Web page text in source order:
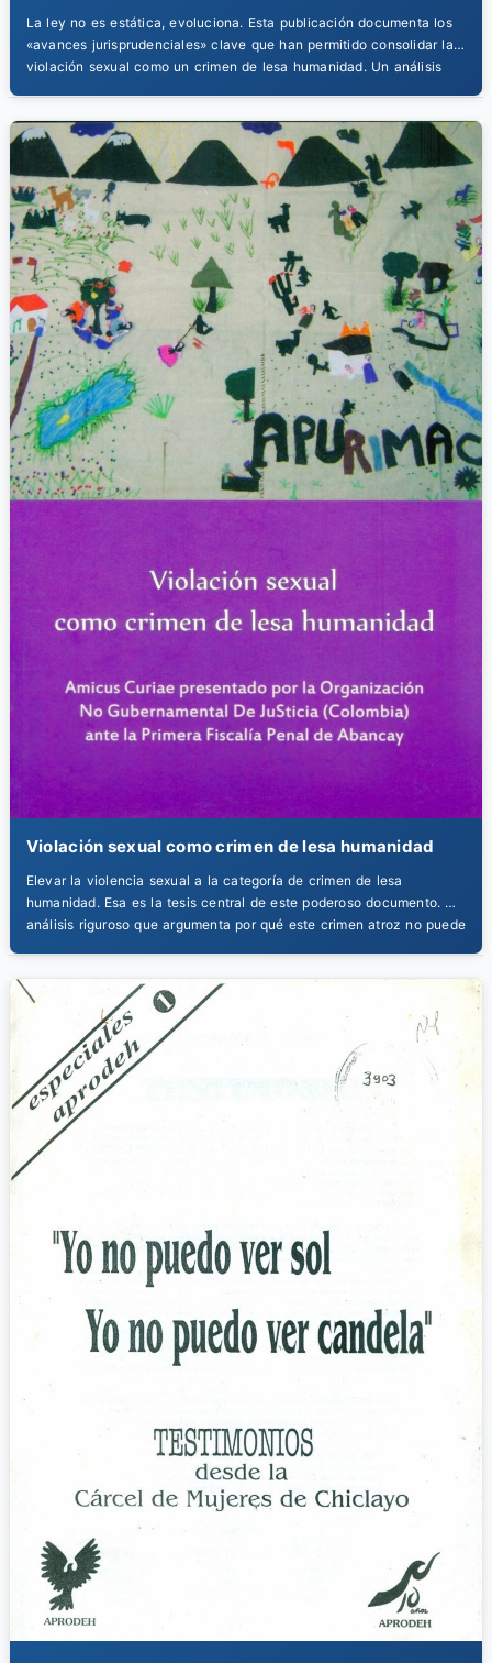
La ley no es estática, evoluciona. Esta publicación documenta los
«avances jurisprudenciales» clave que han permitido consolidar la
violación sexual como un crimen de lesa humanidad. Un análisis
Violación sexual como crimen de lesa humanidad
Elevar la violencia sexual a la categoría de crimen de lesa
humanidad. Esa es la tesis central de este poderoso documento. Un
análisis riguroso que argumenta por qué este crimen atroz no puede